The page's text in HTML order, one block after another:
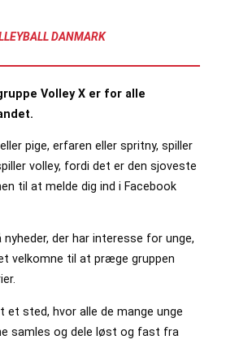
DANMARK
Volley X er for alle
pige, erfaren eller spritny, spiller
volley, fordi det er den sjoveste
til at melde dig ind i Facebook
der har interesse for unge,
velkomne til at præge gruppen
et sted, hvor alle de mange unge
samles og dele løst og fast fra